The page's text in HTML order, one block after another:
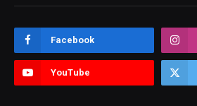
Facebook
YouTube